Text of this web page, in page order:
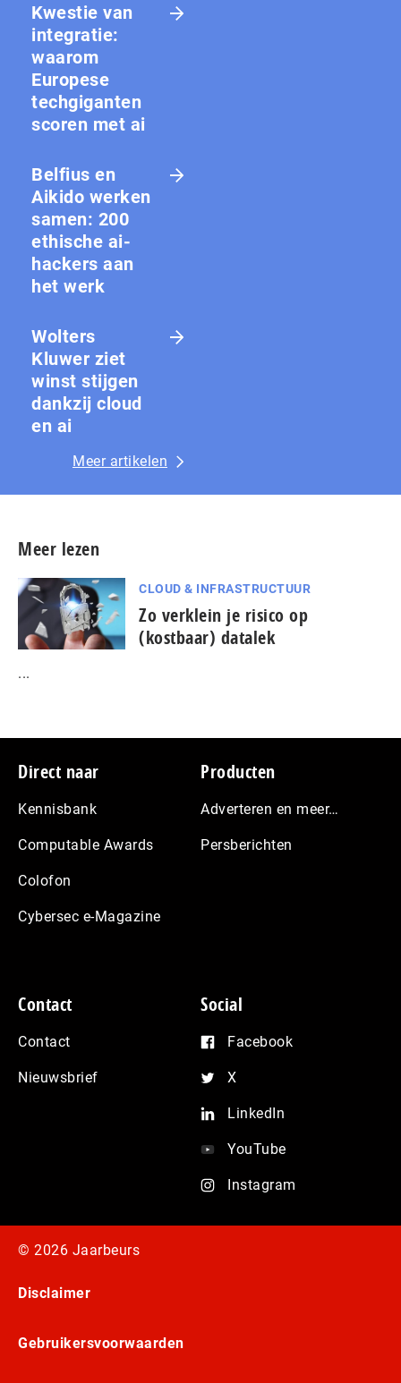
Kwestie van
integratie:
waarom
Europese
techgiganten
scoren met ai
Belfius en
Aikido werken
samen: 200
ethische ai-
hackers aan
het werk
Wolters
Kluwer ziet
winst stijgen
dankzij cloud
en ai
Meer artikelen
Meer lezen
CLOUD & INFRASTRUCTUUR
Zo verklein je risico op
(kostbaar) datalek
...
Footer
Direct naar
Kennisbank
Computable Awards
Colofon
Cybersec e-Magazine
Producten
Adverteren en meer…
Persberichten
Contact
Contact
Nieuwsbrief
Social
Facebook
X
LinkedIn
YouTube
Instagram
© 2026 Jaarbeurs
Disclaimer
Gebruikersvoorwaarden